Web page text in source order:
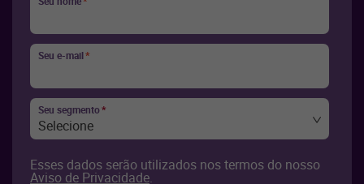
Seu e-mail*
Seu segmento*
Selecione
Esses dados serão utilizados nos termos do nosso
Aviso de Privacidade.